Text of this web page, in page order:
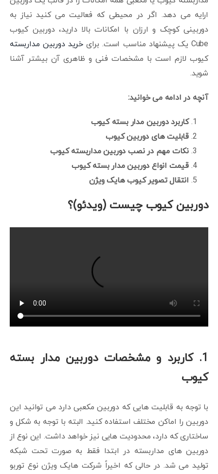
ارایه می دهد. اگر در محیطی که فعالیت می کنید نیاز به
دوربینی کوچک و ارزان با امکانات بالا دارید، دوربین کیوب
Cube یک پیشنهاد مناسب است. برای
خرید دوربین مداربسته
کیوب لازم است با مشخصات فنی و ظاهری آن بیشتر آشنا
شوید.
آنچه در ادامه می خوانید:
کاربرد دوربین مدار بسته کیوب
قابلیت های دوربین کیوب
نکات مهم در نصب دوربین مداربسته کیوب
قیمت انواع دوربین مدار بسته کیوب
انتقال تصویر کیوب هایک ویژن
دوربین کیوب چیست (ویدئو)؟
1. کاربرد و مشخصات دوربین مدار بسته
کیوب
با توجه به قابلیت هایی که دوربین مکعبی دارد می توانید این
دوربین را اماکن مختلف استفاده کنید. البته با توجه به شکل و
ساختاری که دارد، محدودیت هایی نیز خواهد داشت. این نوع از
دوربین های مداربسته در ابتدا فقط به صورت تحت شبکه
تولید می شد. در حالی که اخیراً شرکت هایک ویژن نوع توربو